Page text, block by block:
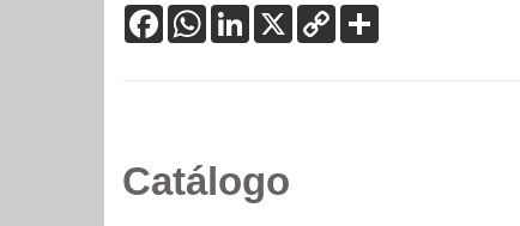
FacebookWhatsApp
LinkedIn
X Copy
Link
Catálogo